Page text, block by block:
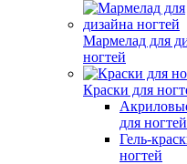
Мармелад для
ногтей
Краски для
для ногтей
Гель-
ногтей